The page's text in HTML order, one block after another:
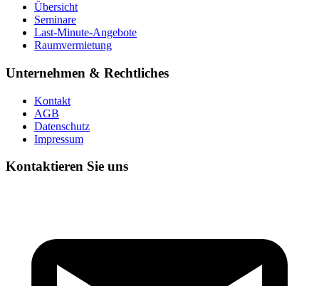
Übersicht
Seminare
Last-Minute-Angebote
Raumvermietung
Unternehmen & Rechtliches
Kontakt
AGB
Datenschutz
Impressum
Kontaktieren Sie uns